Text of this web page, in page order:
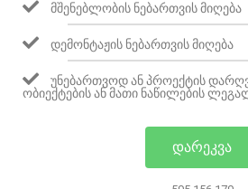
ᲛᲨᲔᲜᲔᲑᲚᲝᲑᲘᲡ ᲜᲔᲑᲐᲠᲗᲕᲘᲡ ᲛᲘᲦᲔᲑᲐ
ᲓᲔᲛᲝᲜᲢᲐᲟᲘᲡ ᲜᲔᲑᲐᲠᲗᲕᲘᲡ ᲛᲘᲦᲔᲑᲐ
ᲣᲜᲔᲑᲐᲠᲗᲕᲝᲓ ᲐᲜ ᲞᲠᲝᲔᲥᲢᲘᲡ
ᲝᲑᲘᲔᲥᲢᲔᲑᲘᲡ ᲐᲜ ᲛᲐᲗᲘ ᲜᲐᲬᲘᲚᲔᲑᲘᲡ
ᲓᲐᲠᲔᲙᲕᲐ